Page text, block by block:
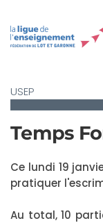
Accéder au
USEP
Temps
Ce lundi 19
pratiquer
Au total, 10